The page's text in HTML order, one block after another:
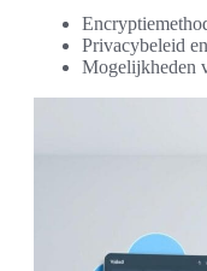
Privacybeleid
Mogelijkheden